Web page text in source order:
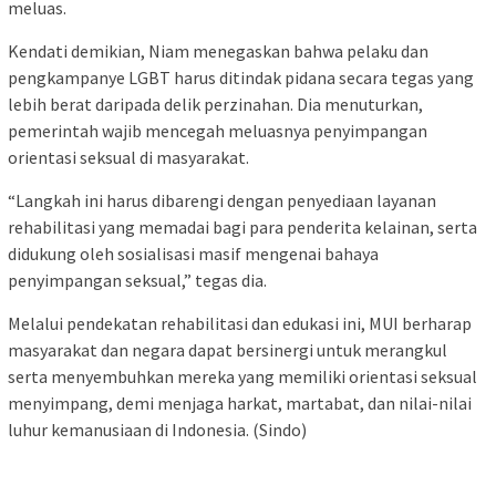
meluas.
Kendati demikian, Niam menegaskan bahwa pelaku dan
pengkampanye LGBT harus ditindak pidana secara tegas yang
lebih berat daripada delik perzinahan. Dia menuturkan,
pemerintah wajib mencegah meluasnya penyimpangan
orientasi seksual di masyarakat.
“Langkah ini harus dibarengi dengan penyediaan layanan
rehabilitasi yang memadai bagi para penderita kelainan, serta
didukung oleh sosialisasi masif mengenai bahaya
penyimpangan seksual,” tegas dia.
Melalui pendekatan rehabilitasi dan edukasi ini, MUI berharap
masyarakat dan negara dapat bersinergi untuk merangkul
serta menyembuhkan mereka yang memiliki orientasi seksual
menyimpang, demi menjaga harkat, martabat, dan nilai-nilai
luhur kemanusiaan di Indonesia. (Sindo)